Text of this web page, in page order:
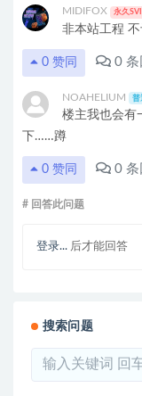
MIDIFOX 永久
非本站工程 不
0 赞同 0 条
NOAHELIUM 普
楼主我也会有
下……蹲
0 赞同 0 条
# 回答此问题
登录... 后才能回答
搜索问题